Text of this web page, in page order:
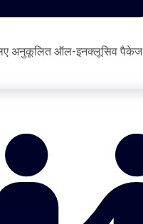
अनुकूलित ऑल-इनक्लूसिव पैकेज